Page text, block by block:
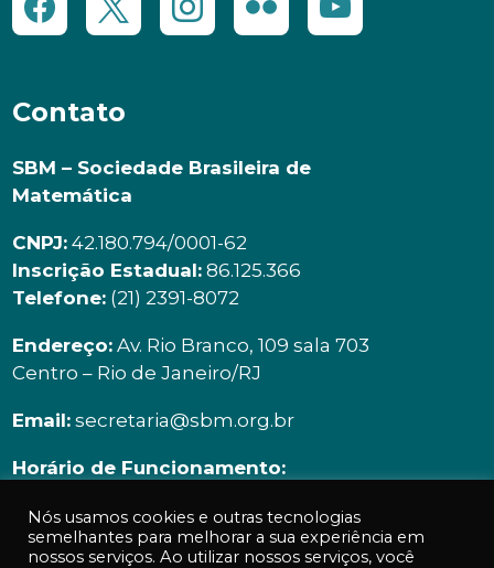
Contato
SBM – Sociedade Brasileira de
Matemática
CNPJ: 42.180.794/0001-62
Inscrição Estadual: 86.125.366
Telefone: (21) 2391-8072
Endereço: Av. Rio Branco, 109 sala 703
Centro – Rio de Janeiro/RJ
Email: secretaria@sbm.org.br
Horário de Funcionamento:
Nós usamos cookies e outras tecnologias
semelhantes para melhorar a sua experiência em
nossos serviços. Ao utilizar nossos serviços, você